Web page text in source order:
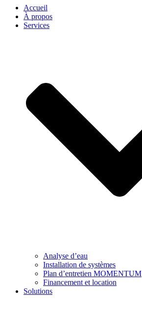
Accueil
À propos
Services
Analyse d’eau
Installation de systèmes
Plan d’entretien MOMENTUM
Financement et location
Solutions